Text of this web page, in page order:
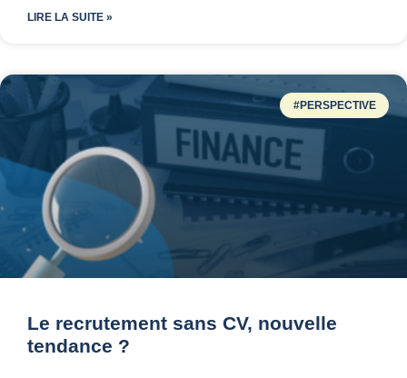
LIRE LA SUITE »
#PERSPECTIVE
Le recrutement sans CV, nouvelle
tendance ?